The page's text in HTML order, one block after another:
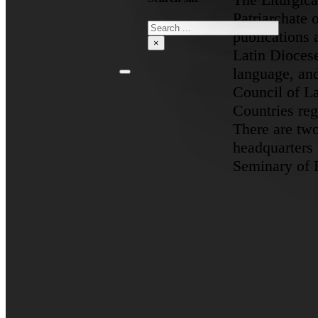
Search
×
Patriarchate
publications
Latin
language,
Council of
Countries
There are
Seminary of